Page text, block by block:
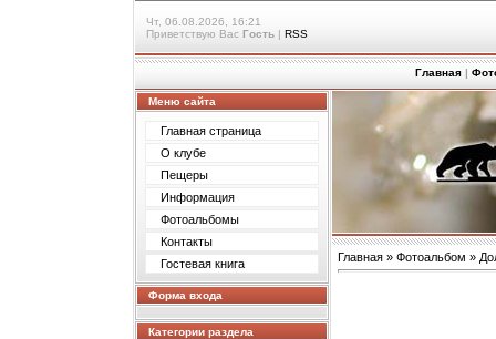
Чт, 06.08.2026, 16:21
Приветствую Вас Гость | RSS
Главная |
Меню сайта
Главная страница
О клубе
Пещеры
Информация
Фотоальбомы
Контакты
Гостевая книга
Форма входа
Категории раздела
Главная » Фотоальбом »